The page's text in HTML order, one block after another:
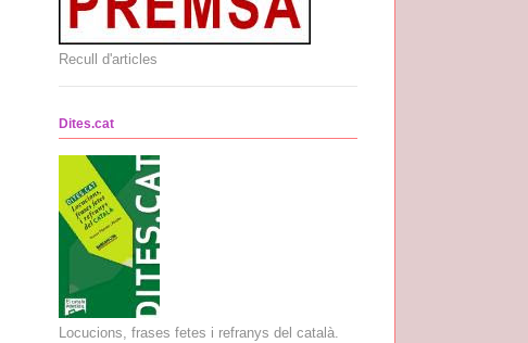
Recull d'articles
Dites.cat
Locucions, frases fetes i refranys del català.